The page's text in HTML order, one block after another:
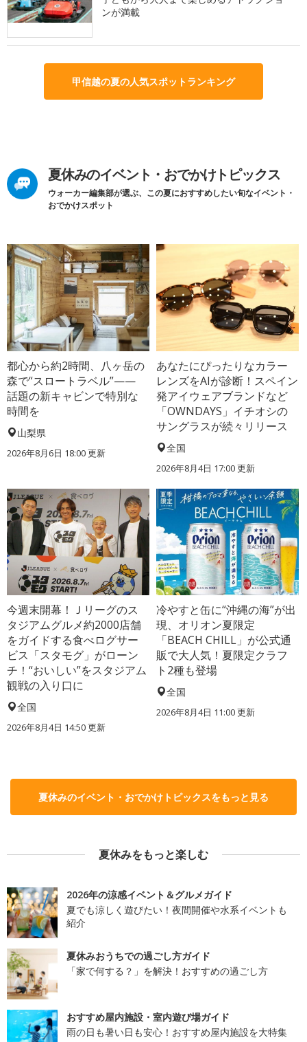
ンが満載
甲信越の夏の人気スポットランキング
夏休みのイベント・おでかけトピックス
ウォーカー編集部が選ぶ、この夏におすすめしたい旬なイベント・
おでかけスポット
都心から約2時間、八ヶ岳の
森で“スロートラベル”——
話題の新キャビンで特別な
時間を
山梨県
2026年8月6日 18:00更新
あなたにぴったりなカラー
レンズをAIが診断！スペイン
発アイウェアブランドなど
「OWNDAYS」イチオシの
サングラスが続々リリース
全国
2026年8月4日 17:00更新
今週末開幕！Ｊリーグのス
タジアムグルメ約2000店舗
をガイドする食べログサー
ビス「スタモグ」がローン
チ！“おいしい”をスタジアム
観戦の入り口に
全国
2026年8月4日 14:50更新
冷やすと缶に“沖縄の海”が出
現、オリオン夏限定
「BEACH CHILL」が公式通
販で大人気！夏限定クラフ
ト2種も登場
全国
2026年8月4日 11:00更新
夏休みのイベント・おでかけトピックスをもっと見る
夏休みをもっと楽しむ
2026年の涼感イベント＆グルメガイド
夏でも涼しく遊びたい！夜間開催や水系イベントも
紹介
夏休みおうちでの過ごし方ガイド
「家で何する？」を解決！おすすめの過ごし方
おすすめ屋内施設・室内遊び場ガイド
雨の日も暑い日も安心！おすすめ屋内施設を大特集